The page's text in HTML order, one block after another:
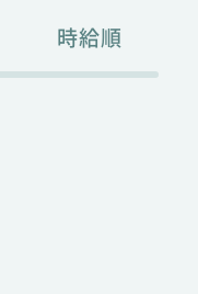
時給順